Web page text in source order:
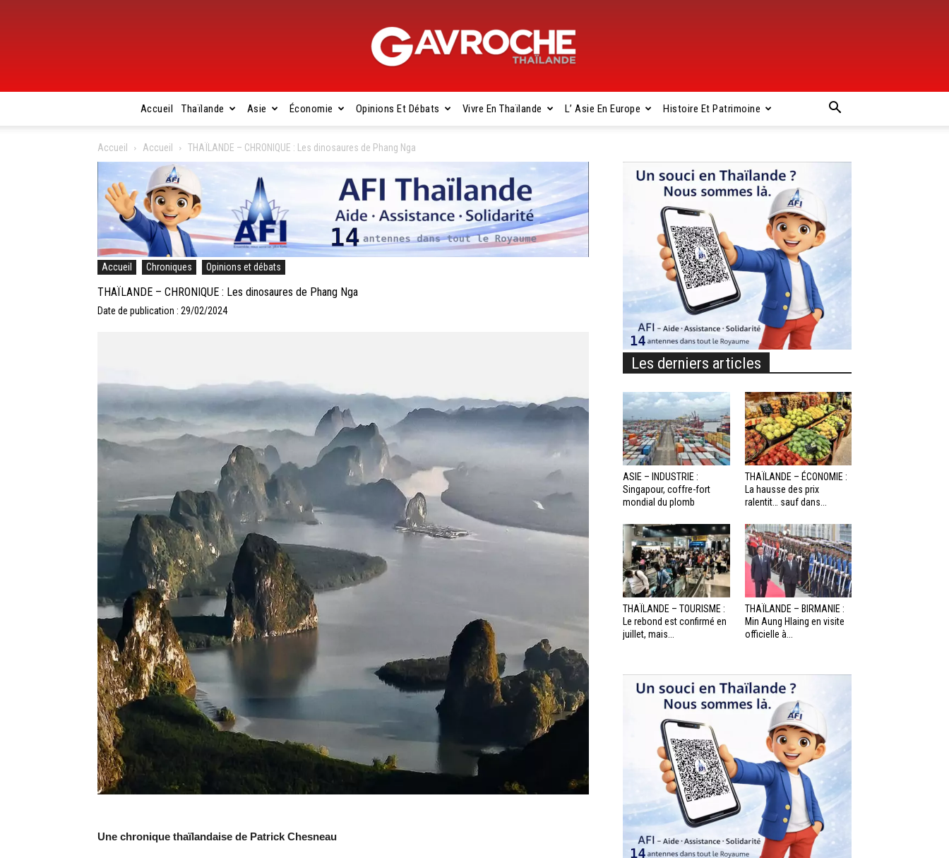
Gavroche
Thaïlande
Accueil Thaïlande Asie Économie Opinions Et Débats Vivre En Thaïlande L’ Asie En Europe Histoire Et Patrimoine
Accueil Accueil THAÏLANDE – CHRONIQUE : Les dinosaures de Phang Nga
Accueil Chroniques Opinions et débats
THAÏLANDE – CHRONIQUE : Les dinosaures de Phang Nga
Date de publication : 29/02/2024
Une chronique thaïlandaise de Patrick Chesneau
Les derniers articles
ASIE – INDUSTRIE :
Singapour, coffre-fort
mondial du plomb
THAÏLANDE – ÉCONOMIE :
La hausse des prix
ralentit… sauf dans...
THAÏLANDE – TOURISME :
Le rebond est confirmé en
juillet, mais...
THAÏLANDE – BIRMANIE :
Min Aung Hlaing en visite
officielle à...